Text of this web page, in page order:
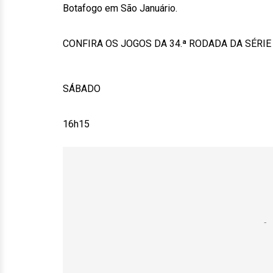
Botafogo em São Januário.
CONFIRA OS JOGOS DA 34.ª RODADA DA SÉRIE
SÁBADO
16h15